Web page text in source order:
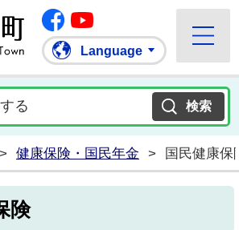
城里町ホームページ
Facebook
Language
> 健康保険・国民年金 > 国民健康保
険